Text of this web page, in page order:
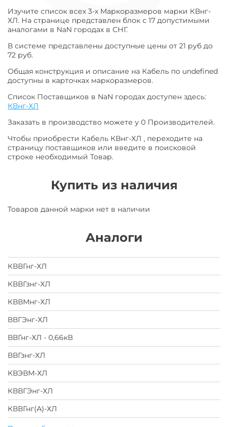
Изучите список всех 3-х Маркоразмеров марки КВнг-
ХЛ. На странице представлен блок с 17 допустимыми
аналогами в NaN городах в СНГ.
В системе представлены доступные цены от 21 руб до
72 руб.
Общая конструкция и описание на Кабель по undefined
доступны в карточках маркоразмеров.
Список Поставщиков в NaN городах доступен здесь:
КВнг-ХЛ
Заказать в производство можете у 0 Производителей.
Чтобы приобрести Кабель КВнг-ХЛ , переходите на
страницу поставщиков или введите в поисковой
строке необходимый Товар.
Купить из наличия
Товаров данной марки нет в наличии
Аналоги
КВВГнг-ХЛ
КВВГзнг-ХЛ
КВВМнг-ХЛ
ВВГЭнг-ХЛ
ВВГнг-ХЛ - 0,66кВ
ВВГзнг-ХЛ
КВЭВМ-ХЛ
КВВГЭнг-ХЛ
КВВГнг(A)-ХЛ